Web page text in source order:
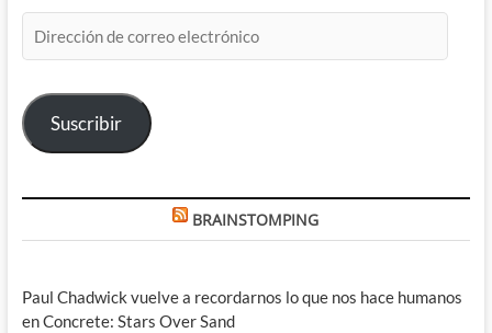
de
electrónico
Suscribir
BRAINSTOMPING
Paul Chadwick vuelve a recordarnos lo que nos hace humanos
en Concrete: Stars Over Sand